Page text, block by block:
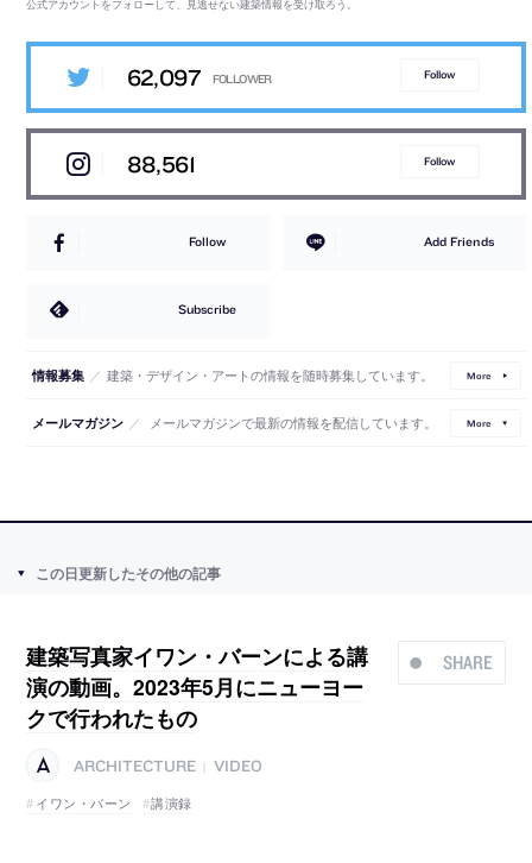
公式アカウントをフォローして、見逃せない建築情報を受け取ろう。
62,097 Follow
88,561 Follow
Follow Add Friends
Subscribe
情報募集 ／ 建築・デザイン・アートの情報を随時募集しています。 More
メールマガジン ／ メールマガジンで最新の情報を配信しています。 More
この日更新したその他の記事
SHARE
建築写真家イワン・バーンによる講
演の動画。2023年5月にニューヨー
クで行われたもの
ARCHITECTURE
VIDEO
イワン・バーン
講演録